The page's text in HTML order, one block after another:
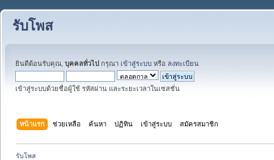
รับโพส
ยินดีต้อนรับคุณ, บุคคลทั่วไป กรุณา เข้าสู่ระบบ หรือ ลงทะเบียน
เข้าสู่ระบบด้วยชื่อผู้ใช้ รหัสผ่าน และระยะเวลาในเซสชั่น
หน้าแรก ช่วยเหลือ ค้นหา ปฏิทิน เข้าสู่ระบบ สมัครสมาชิก
รับโพส